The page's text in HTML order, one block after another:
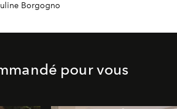
Borgogno
pour vous